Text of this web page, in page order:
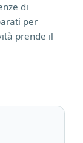
di
per
prende il